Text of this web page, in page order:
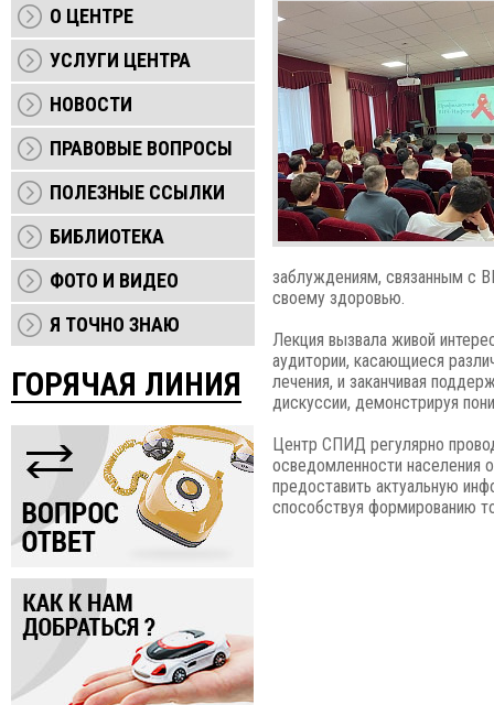
О ЦЕНТРЕ
УСЛУГИ ЦЕНТРА
НОВОСТИ
ПРАВОВЫЕ ВОПРОСЫ
ПОЛЕЗНЫЕ ССЫЛКИ
БИБЛИОТЕКА
ФОТО И ВИДЕО
Я ТОЧНО ЗНАЮ
ГОРЯЧАЯ ЛИНИЯ
заблуждениям, связанным с
своему здоровью.
Лекция вызвала живой
аудитории, касающиеся
лечения, и заканчивая
дискуссии, демонстрируя
Центр СПИД регулярно
осведомленности населения
предоставить актуальную
способствуя формированию